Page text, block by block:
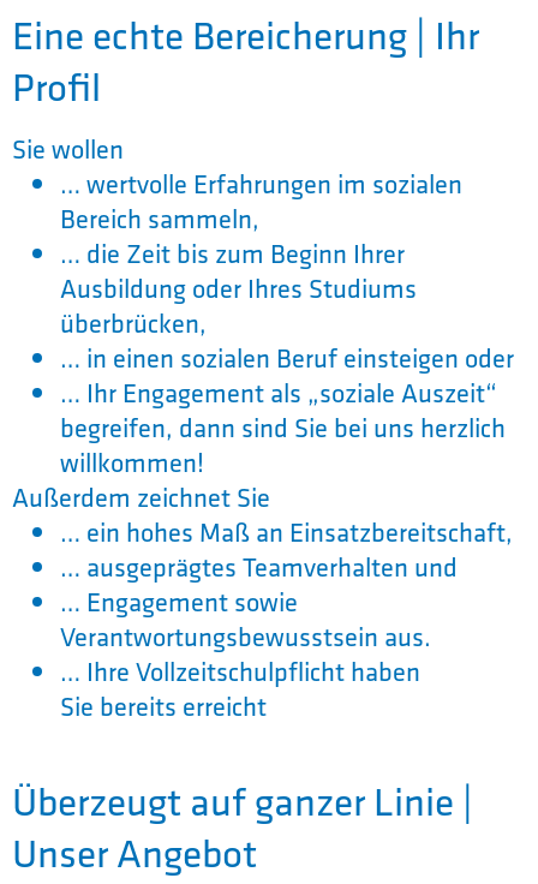
Eine echte Bereicherung | Ihr
Profil
Sie wollen
… wertvolle Erfahrungen im sozialen
Bereich sammeln,
… die Zeit bis zum Beginn Ihrer
Ausbildung oder Ihres Studiums
überbrücken,
… in einen sozialen Beruf einsteigen oder
… Ihr Engagement als „soziale Auszeit“
begreifen, dann sind Sie bei uns herzlich
willkommen!
Außerdem zeichnet Sie
… ein hohes Maß an Einsatzbereitschaft,
… ausgeprägtes Teamverhalten und
… Engagement sowie
Verantwortungsbewusstsein aus.
… Ihre Vollzeitschulpflicht haben
Sie bereits erreicht
Überzeugt auf ganzer Linie |
Unser Angebot